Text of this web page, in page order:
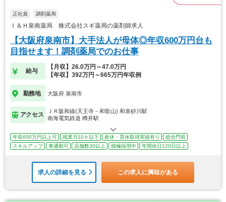
正社員 調剤薬局
Ｉ＆Ｈ泉南薬局 株式会社スギ薬局の薬剤師求人
【大阪府泉南市】大手法人が母体◎年収600万円台も
目指せます！調剤薬局でのお仕事
給与
【月収】26.0万円～47.0万円
【年収】392万円～665万円年収例
勤務地 大阪府 泉南市
アクセス
ＪＲ阪和線(天王寺－和歌山) 和泉砂川駅
南海電気鉄道 樽井駅
年収650万円以上可 残業月10ｈ以下 産休・育休取得実績有り
総合門前
スキルアップ
車通勤可 店舗数30以上 積極採用中 年間休日120日以上
求人の詳細を見る この求人に興味がある